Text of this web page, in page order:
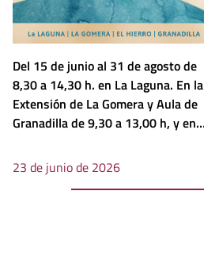
Del 15 de junio al 31 de agosto de
8,30 a 14,30 h. en La Laguna. En la
Extensión de La Gomera y Aula de
Granadilla de 9,30 a 13,00 h, y en
23 de junio de 2026